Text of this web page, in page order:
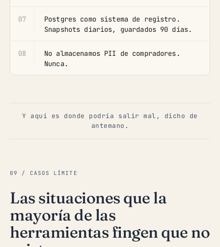
07
Postgres como sistema de registro.
Snapshots diarios, guardados 90 días.
08
No almacenamos PII de compradores.
Nunca.
Y aquí es donde podría salir mal, dicho de
antemano.
09 / CASOS LÍMITE
Las situaciones que la
mayoría de las
herramientas fingen que no